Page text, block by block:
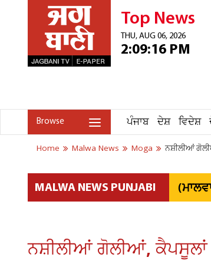
Top News
THU, AUG 06, 2026
2:09:16 PM
Browse ਪੰਜਾਬ ਦੇਸ਼ ਵਿਦੇਸ਼
Home Malwa News Moga ਨਸ਼ੀਲੀਆਂ
MALWA NEWS PUNJABI
ਨਸ਼ੀਲੀਆਂ ਗੋਲੀਆਂ,